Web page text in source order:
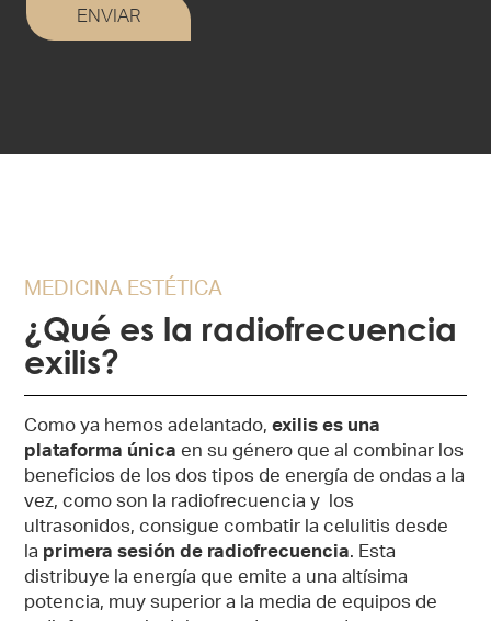
MEDICINA ESTÉTICA
¿Qué es la radiofrecuencia
exilis?
Como ya hemos adelantado,exilis es una
plataforma única en su género que al combinar los
beneficios de los dos tipos de energía de ondas a la
vez, como son la radiofrecuencia y los
ultrasonidos, consigue combatir la celulitis desde
la primera sesión de radiofrecuencia. Esta
distribuye la energía que emite a una altísima
potencia, muy superior a la media de equipos de